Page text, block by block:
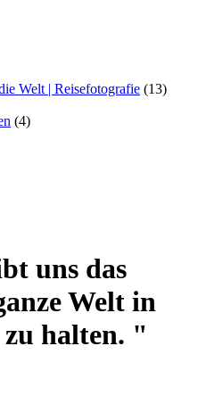
Welt | Reisefotografie (13)
(4)
uns das
Welt in
halten. "